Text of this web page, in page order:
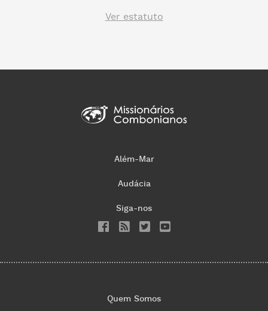
Ver estatuto
Além-Mar
Audácia
Siga-nos
Quem Somos